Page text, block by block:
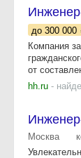
до 300 000
Компания
от
hh.ru -
Москва